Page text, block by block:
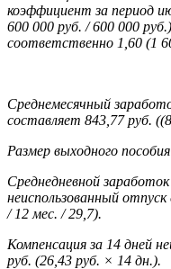
коэффициент за период
600 000 руб. / 600 000
соответственно 1,60 (1
Среднемесячный
составляет 843,77 руб.
Размер выходного
Среднедневной
неиспользованный
/ 12 мес. / 29,7).
Компенсация за 14 дней
руб. (26,43 руб. × 14 дн.).